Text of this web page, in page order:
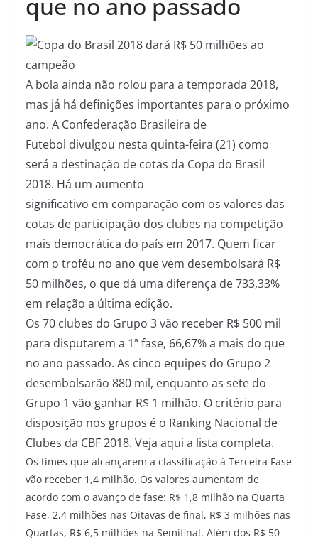
A bola ainda não rolou para a temporada 2018,
mas já há definições importantes para o próximo
ano. A Confederação Brasileira de
Futebol divulgou nesta quinta-feira (21) como
será a destinação de cotas da Copa do Brasil
2018. Há um aumento
significativo em comparação com os valores das
cotas de participação dos clubes na competição
mais democrática do país em 2017. Quem ficar
com o troféu no ano que vem desembolsará R$
50 milhões, o que dá uma diferença de 733,33%
em relação a última edição.
Os 70 clubes do Grupo 3 vão receber R$ 500 mil
para disputarem a 1ª fase, 66,67% a mais do que
no ano passado. As cinco equipes do Grupo 2
desembolsarão 880 mil, enquanto as sete do
Grupo 1 vão ganhar R$ 1 milhão. O critério para
disposição nos grupos é o Ranking Nacional de
Clubes da CBF 2018. Veja aqui a lista completa.
Os times que alcançarem a classificação à Terceira Fase
vão receber 1,4 milhão. Os valores aumentam de
acordo com o avanço de fase: R$ 1,8 milhão na Quarta
Fase, 2,4 milhões nas Oitavas de final, R$ 3 milhões nas
Quartas, R$ 6,5 milhões na Semifinal. Além dos R$ 50